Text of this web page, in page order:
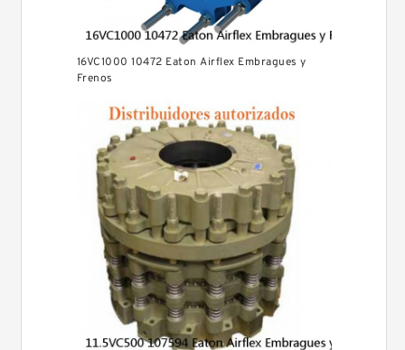
16VC1000 10472 Eaton Airflex Embragues y
Frenos